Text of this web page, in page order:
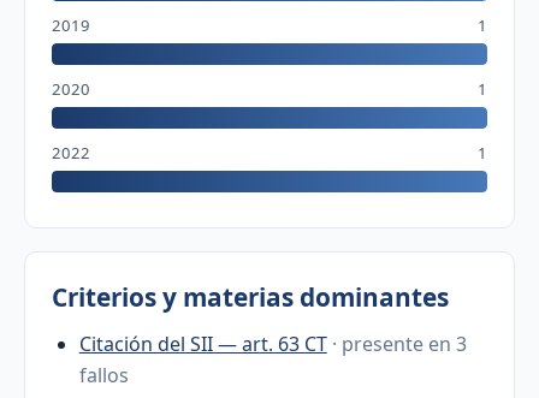
2019 1
2020 1
2022 1
Criterios y materias dominantes
Citación del SII — art. 63 CT · presente en 3
fallos